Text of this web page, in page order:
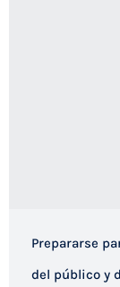
Prepararse
del público y